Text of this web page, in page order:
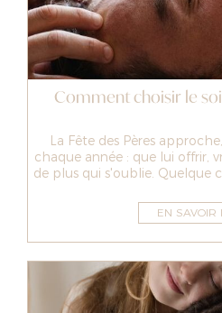
Comment choisir le
La Fête des Pères
chaque année : que lui offrir,
de plus qui s'oublie. Quelque
EN SAVOIR